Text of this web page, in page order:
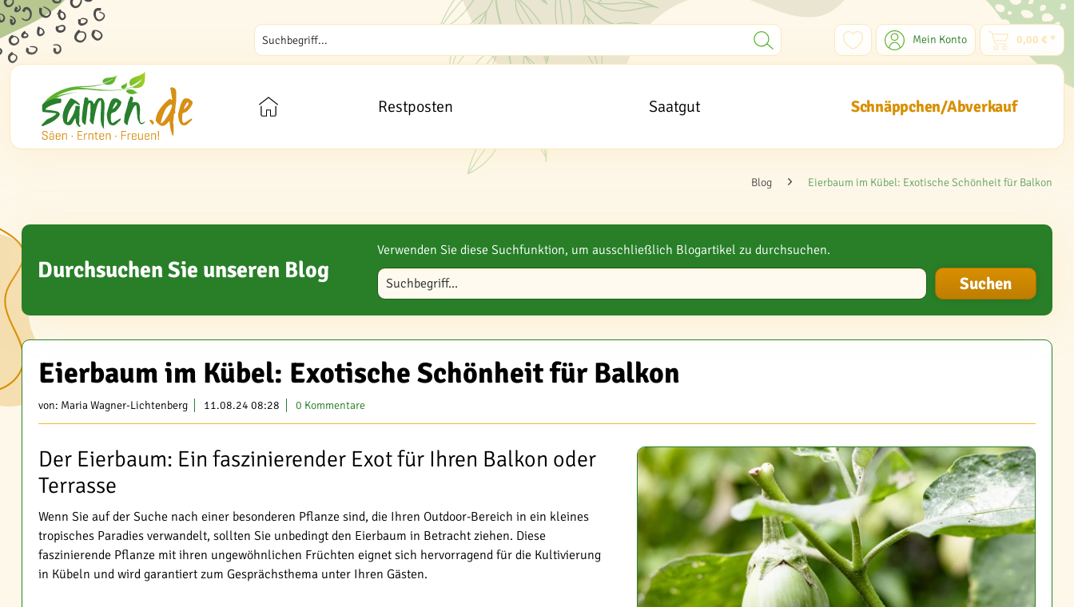
Mein Konto 0,00 € *
Restposten Saatgut Schnäppchen/Abverkauf
Blog Eierbaum im Kübel: Exotische Schönheit für Balkon
Durchsuchen Sie unseren Blog
Verwenden Sie diese Suchfunktion, um ausschließlich Blogartikel zu durchsuchen.
Blog durchsuchen
Eierbaum im Kübel: Exotische Schönheit für Balkon
von: Maria Wagner-Lichtenberg 11.08.24 08:28 0 Kommentare
Der Eierbaum: Ein faszinierender Exot für Ihren Balkon oder
Terrasse
Wenn Sie auf der Suche nach einer besonderen Pflanze sind, die Ihren Outdoor-Bereich in ein kleines
tropisches Paradies verwandelt, sollten Sie unbedingt den Eierbaum in Betracht ziehen. Diese
faszinierende Pflanze mit ihren ungewöhnlichen Früchten eignet sich hervorragend für die Kultivierung
in Kübeln und wird garantiert zum Gesprächsthema unter Ihren Gästen.